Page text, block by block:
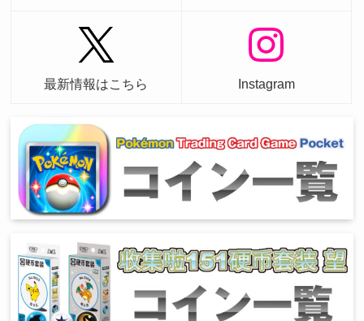
最新情報はこちら Instagram